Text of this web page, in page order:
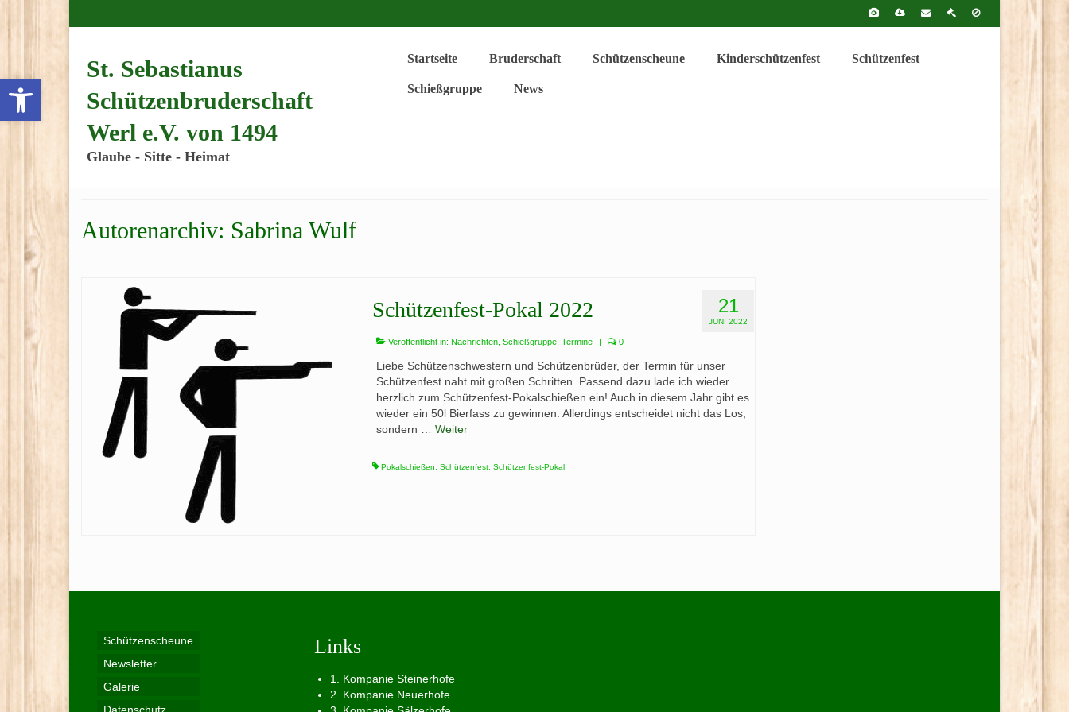
Werkzeugleiste öffnen
St. Sebastianus
Schützenbruderschaft
Werl e.V. von 1494
Glaube - Sitte - Heimat
Startseite Bruderschaft Schützenscheune Kinderschützenfest Schützenfest
Schießgruppe News
Autorenarchiv: Sabrina Wulf
21
JUNI 2022
Schützenfest-Pokal 2022
Veröffentlicht in: Nachrichten, Schießgruppe, Termine | 0
Liebe Schützenschwestern und Schützenbrüder, der Termin für unser
Schützenfest naht mit großen Schritten. Passend dazu lade ich wieder
herzlich zum Schützenfest-Pokalschießen ein! Auch in diesem Jahr gibt es
wieder ein 50l Bierfass zu gewinnen. Allerdings entscheidet nicht das Los,
sondern … Weiter
Pokalschießen Schützenfest, Schützenfest-Pokal
Schützenscheune
Newsletter
Galerie
Links
1. Kompanie Steinerhofe
2. Kompanie Neuerhofe